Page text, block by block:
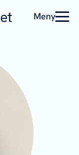
Meny